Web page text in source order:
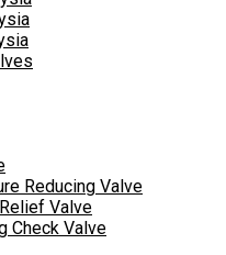
Reducing Valve
Valve
Check Valve